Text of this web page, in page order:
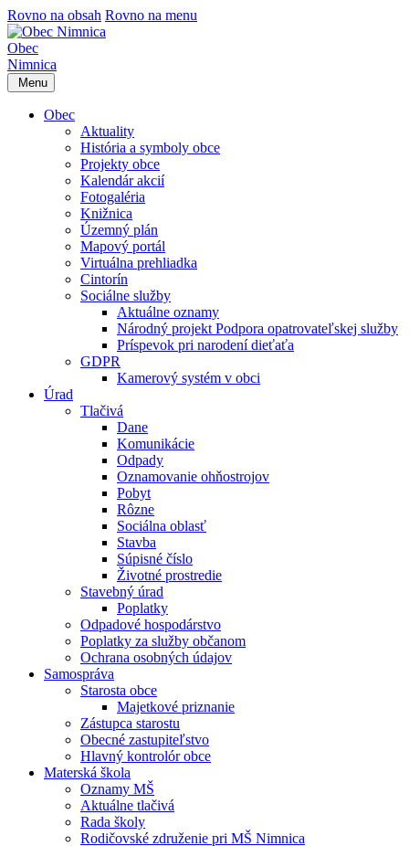
Rovno na obsah Rovno na menu
Obec
Nimnica
Menu
Obec
Aktuality
História a symboly obce
Projekty obce
Kalendár akcií
Fotogaléria
Knižnica
Územný plán
Mapový portál
Virtuálna prehliadka
Cintorín
Sociálne služby
Aktuálne oznamy
Národný projekt Podpora opatrovateľskej služby
Príspevok pri narodení dieťaťa
GDPR
Kamerový systém v obci
Úrad
Tlačivá
Dane
Komunikácie
Odpady
Oznamovanie ohňostrojov
Pobyt
Rôzne
Sociálna oblasť
Stavba
Súpisné číslo
Životné prostredie
Stavebný úrad
Poplatky
Odpadové hospodárstvo
Poplatky za služby občanom
Ochrana osobných údajov
Samospráva
Starosta obce
Majetkové priznanie
Zástupca starostu
Obecné zastupiteľstvo
Hlavný kontrolór obce
Materská škola
Oznamy MŠ
Aktuálne tlačivá
Rada školy
Rodičovské združenie pri MŠ Nimnica